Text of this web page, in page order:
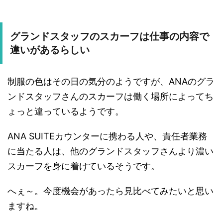
グランドスタッフのスカーフは仕事の内容で
違いがあるらしい
制服の色はその日の気分のようですが、ANAのグラ
ンドスタッフさんのスカーフは働く場所によってち
ょっと違っているようです。
ANA SUITEカウンターに携わる人や、責任者業務
に当たる人は、他のグランドスタッフさんより濃い
スカーフを身に着けているそうです。
へぇ～。今度機会があったら見比べてみたいと思い
ますね。